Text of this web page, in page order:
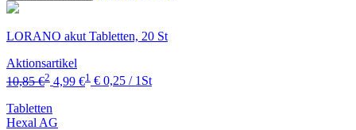
LORANO akut Tabletten, 20 St
Aktionsartikel
10,85 €2 4,99 €1 € 0,25 / 1St
Tabletten
Hexal AG